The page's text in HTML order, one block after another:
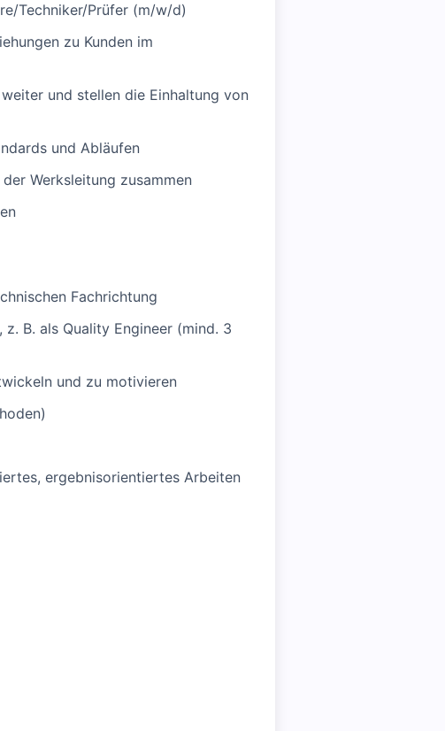
Techniker/Prüfer (m/w/d)
zu Kunden im
und stellen die Einhaltung von
und Abläufen
Werksleitung zusammen
Fachrichtung
B. als Quality Engineer (mind. 3
und zu motivieren
ergebnisorientiertes Arbeiten